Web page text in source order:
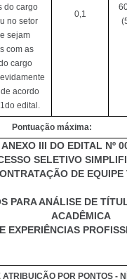
do cargo
no setor
sejam
com as
cargo
acordo
edital.
0,1
Pontuação máxima:
ANEXO III DO EDITAL Nº
SELETIVO
DE EQUIPE
PARA ANÁLISE DE
ACADÊMICA
E EXPERIÊNCIAS
POR PONTOS -